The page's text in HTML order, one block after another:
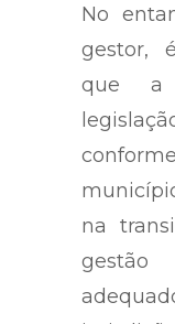
No
gestor,
que a
na